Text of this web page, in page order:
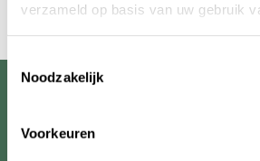
verzameld op basis van uw gebruik
Toestemmingsselectie
Noodzakelijk
Voorkeuren